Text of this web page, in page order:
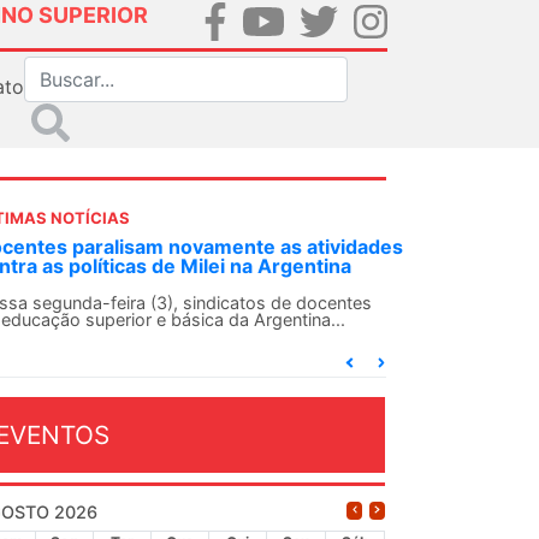
SUPERIOR
NOTÍCIAS
SN convoca docentes para Dia de
Internacionalista com Cuba em
de agosto
SN conclama suas seções sindicais e o
2026